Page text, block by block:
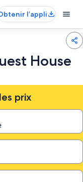
l’appli
House
prix